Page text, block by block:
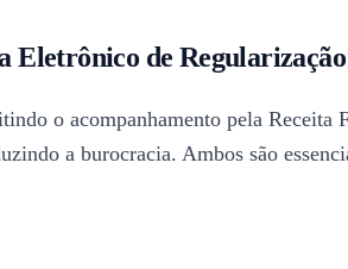
Eletrônico de
o acompanhamento pela
a burocracia. Ambos são